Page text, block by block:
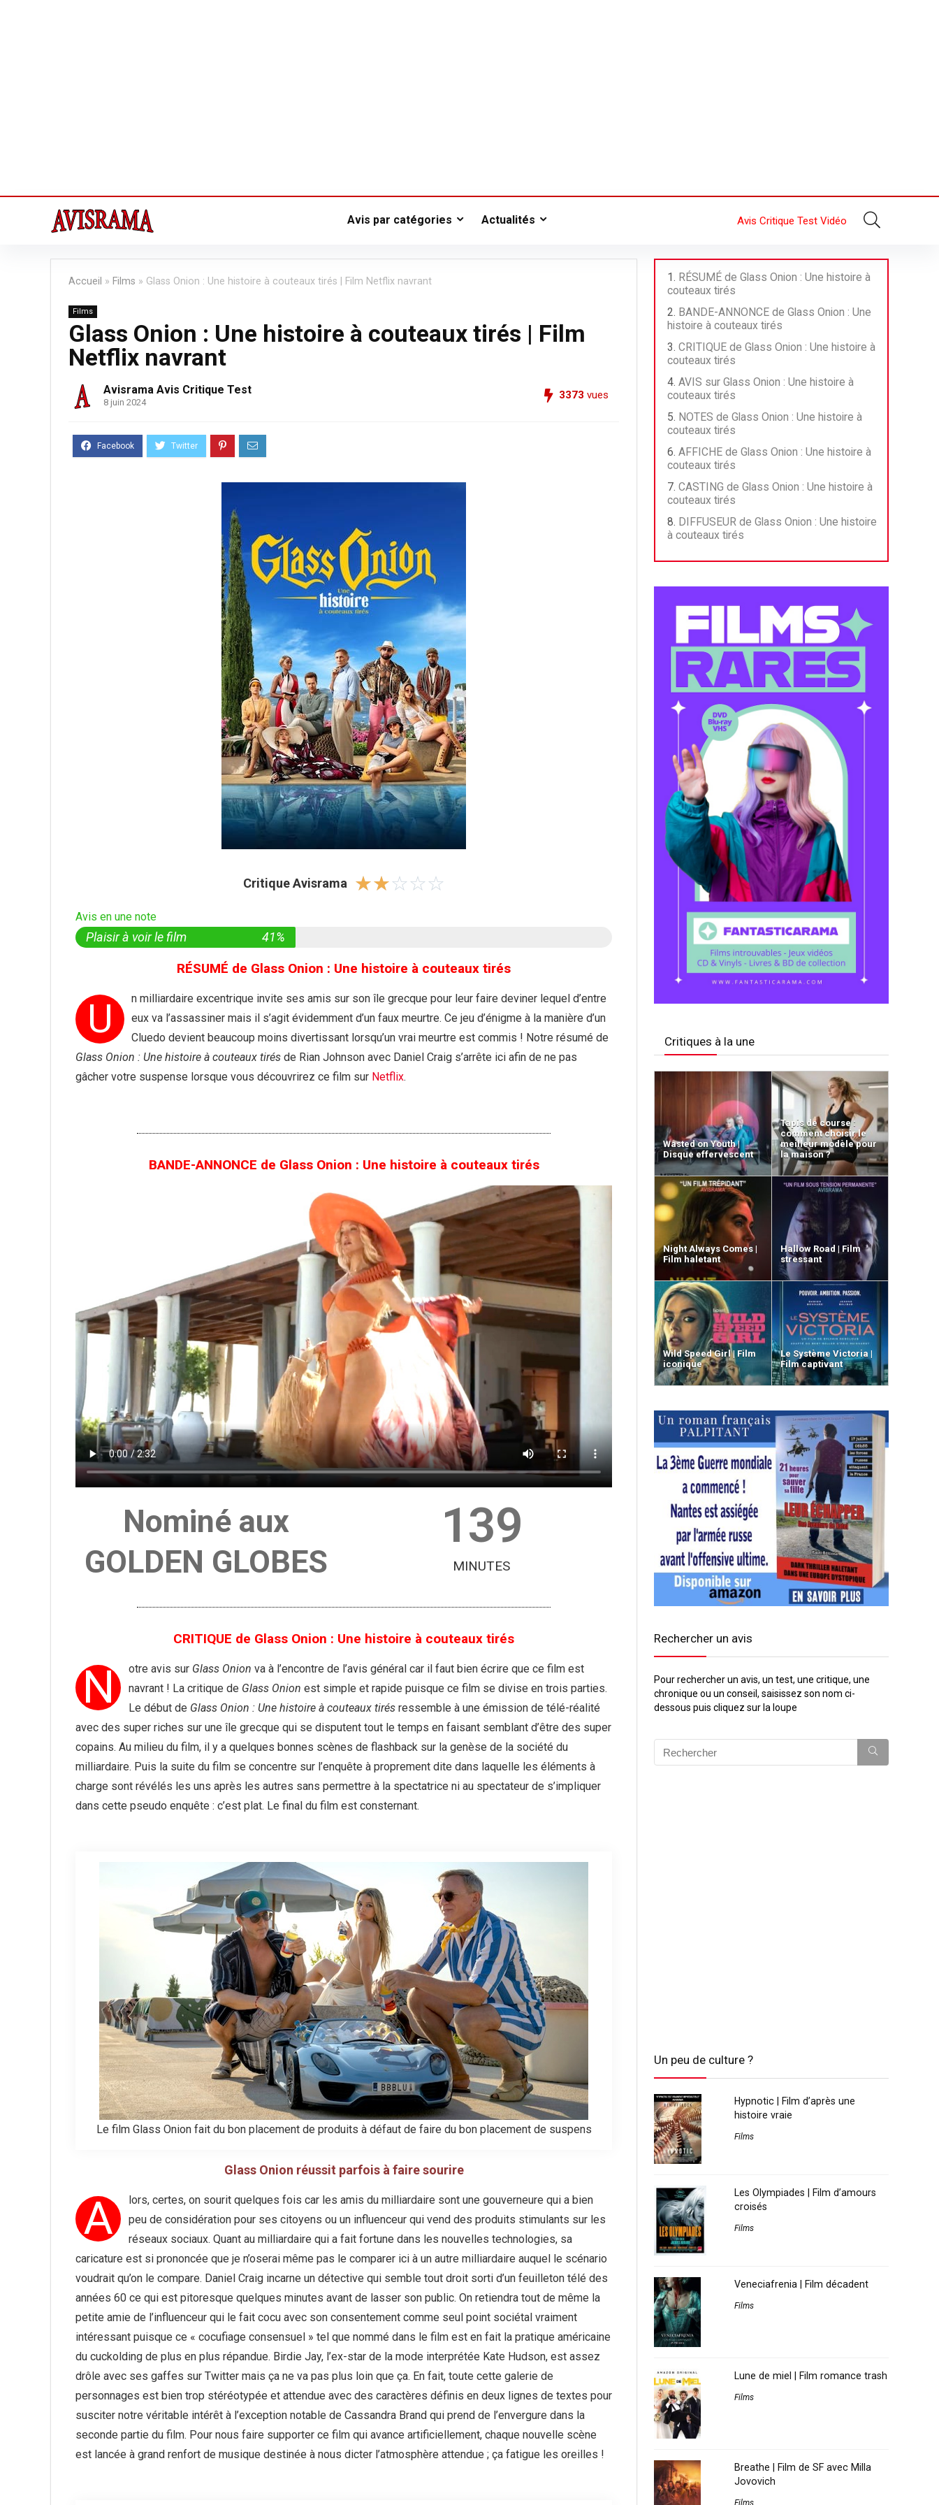
Avis par catégories Actualités Avis Critique Test Vidéo
Accueil » Films » Glass Onion : Une histoire à couteaux tirés | Film Netflix navrant
Films
Glass Onion : Une histoire à couteaux tirés | Film
Netflix navrant
Avisrama Avis Critique Test
8 juin 2024
3373 vues
Critique Avisrama ☆☆☆☆☆
Avis en une note
Plaisir à voir le film 41%
RÉSUMÉ de Glass Onion : Une histoire à couteaux tirés
U
n milliardaire excentrique invite ses amis sur son île grecque pour leur faire deviner lequel d’entre
eux va l’assassiner mais il s’agit évidemment d’un faux meurtre. Ce jeu d’énigme à la manière d’un
Cluedo devient beaucoup moins divertissant lorsqu’un vrai meurtre est commis ! Notre résumé de
Glass Onion : Une histoire à couteaux tirés de Rian Johnson avec Daniel Craig s’arrête ici afin de ne pas
gâcher votre suspense lorsque vous découvrirez ce film sur Netflix.
BANDE-ANNONCE de Glass Onion : Une histoire à couteaux tirés
Nominé aux
GOLDEN GLOBES
139
MINUTES
CRITIQUE de Glass Onion : Une histoire à couteaux tirés
N otre avis sur Glass Onion va à l’encontre de l’avis général car il faut bien écrire que ce film est
navrant ! La critique de Glass Onion est simple et rapide puisque ce film se divise en trois parties.
Le début de Glass Onion : Une histoire à couteaux tirés ressemble à une émission de télé-réalité
avec des super riches sur une île grecque qui se disputent tout le temps en faisant semblant d’être des super
copains. Au milieu du film, il y a quelques bonnes scènes de flashback sur la genèse de la société du
milliardaire. Puis la suite du film se concentre sur l’enquête à proprement dite dans laquelle les éléments à
charge sont révélés les uns après les autres sans permettre à la spectatrice ni au spectateur de s’impliquer
dans cette pseudo enquête : c’est plat. Le final du film est consternant.
Le film Glass Onion fait du bon placement de produits à défaut de faire du bon placement de suspens
Glass Onion réussit parfois à faire sourire
A
lors, certes, on sourit quelques fois car les amis du milliardaire sont une gouverneure qui a bien
peu de considération pour ses citoyens ou un influenceur qui vend des produits stimulants sur les
réseaux sociaux. Quant au milliardaire qui a fait fortune dans les nouvelles technologies, sa
caricature est si prononcée que je n’oserai même pas le comparer ici à un autre milliardaire auquel le scénario
voudrait qu’on le compare. Daniel Craig incarne un détective qui semble tout droit sorti d’un feuilleton télé des
années 60 ce qui est pitoresque quelques minutes avant de lasser son public. On retiendra tout de même la
petite amie de l’influenceur qui le fait cocu avec son consentement comme seul point sociétal vraiment
intéressant puisque ce « cocufiage consensuel » tel que nommé dans le film est en fait la pratique américaine
du cuckolding de plus en plus répandue. Birdie Jay, l’ex-star de la mode interprétée Kate Hudson, est assez
drôle avec ses gaffes sur Twitter mais ça ne va pas plus loin que ça. En fait, toute cette galerie de
personnages est bien trop stéréotypée et attendue avec des caractères définis en deux lignes de textes pour
susciter notre véritable intérêt à l’exception notable de Cassandra Brand qui prend de l’envergure dans la
seconde partie du film. Pour nous faire supporter ce film qui avance artificiellement, chaque nouvelle scène
est lancée à grand renfort de musique destinée à nous dicter l’atmosphère attendue ; ça fatigue les oreilles !
RÉSUMÉ de Glass Onion : Une histoire à
couteaux tirés
BANDE-ANNONCE de Glass Onion : Une
histoire à couteaux tirés
CRITIQUE de Glass Onion : Une histoire à
couteaux tirés
AVIS sur Glass Onion : Une histoire à
couteaux tirés
NOTES de Glass Onion : Une histoire à
couteaux tirés
AFFICHE de Glass Onion : Une histoire à
couteaux tirés
CASTING de Glass Onion : Une histoire à
couteaux tirés
DIFFUSEUR de Glass Onion : Une histoire
à couteaux tirés
Critiques à la une
Wasted on Youth |
Disque effervescent
Tapis de course :
comment choisir le
meilleur modèle pour
la maison ?
Night Always Comes |
Film haletant
Hallow Road | Film
stressant
Wild Speed Girl | Film
iconique
Le Système Victoria |
Film captivant
Rechercher un avis
Pour rechercher un avis, un test, une critique, une
chronique ou un conseil, saisissez son nom ci-
dessous puis cliquez sur la loupe
Un peu de culture ?
Hypnotic | Film d’après une
histoire vraie
Films
Les Olympiades | Film d’amours
croisés
Films
Veneciafrenia | Film décadent
Films
Lune de miel | Film romance trash
Films
Breathe | Film de SF avec Milla
Jovovich
Films